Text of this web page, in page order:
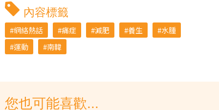
內容標籤
網絡熱話 痛症 減肥 養生
水腫
運動
南韓
您也可能喜歡...